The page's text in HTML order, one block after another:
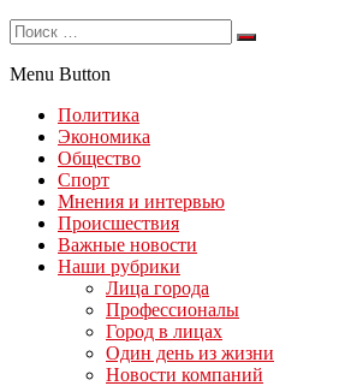
Menu Button
Политика
Экономика
Общество
Спорт
Мнения и интервью
Происшествия
Важные новости
Наши рубрики
Лица города
Профессионалы
Город в лицах
Один день из жизни
Новости компаний